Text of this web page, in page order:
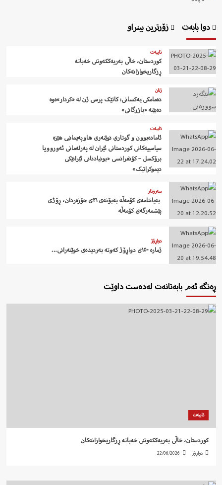
دوا بابەت زۆرترین بینراو
تایبەت
کوردستان، خاڵی بەریەککەوتنی خەباتە
ڕزگاریخوازانەکان
ژنان
دەمامکی یەکسانی: کاتێک پرسی ژن لە «کردار»ەوە
دەبێتە «بازرگانی»
تایبەت
ئامادەبوون و گوتاری نوێنەری هاوپەیمانیی هێزە
سیاسییەکانی کوردستانی ئێران لە پەرلەمانی ئەورووپا
برۆکسل – کۆنفرانسی «بونیادنانی ئێرانێکی
دیموکراتیک»
سەروتار
‍ بەیاننامەی کۆمەڵە بەبۆنەی ٣١ی جۆزەردان، ڕۆژی
پێشمەرگەی کۆمەڵە
دواڕۆژ
ژمارە ١٥٠ی دواڕۆژ کەوتە بەردیدەی خوێنەرانی…
ڕەنگە ئەم بابەتانەت لەدەست داوێت
تایبەت
کوردستان، خاڵی بەریەککەوتنی خەباتە ڕزگاریخوازانەکان
دواڕۆژ 22/06/2026